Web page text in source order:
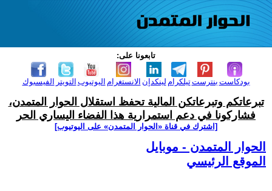
تابعونا على:
الفيسبوك التويتر اليوتيوب الانستغرام لينكدإن تيلكرامبنترست بودكاست
تبرعاتكم وتبرعاتكن المالية تحفظ استقلال الحوار المتمدن،
فشاركونا في دعم استمرارية هذا الفضاء اليساري الحر
[اشترك في قناة ‫«الحوار المتمدن» على اليوتيوب]
الحوار المتمدن - موبايل
الموقع الرئيسي